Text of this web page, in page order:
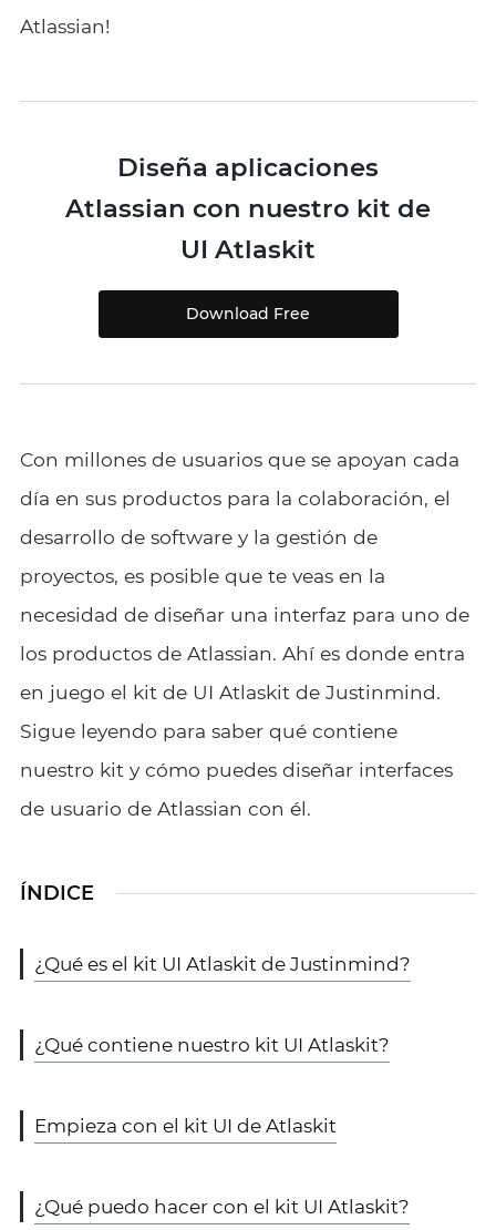
Atlassian!
Diseña aplicaciones
Atlassian con nuestro kit de
UI Atlaskit
Download Free
Con millones de usuarios que se apoyan cada
día en sus productos para la colaboración, el
desarrollo de software y la gestión de
proyectos, es posible que te veas en la
necesidad de diseñar una interfaz para uno de
los productos de Atlassian. Ahí es donde entra
en juego el kit de UI Atlaskit de Justinmind.
Sigue leyendo para saber qué contiene
nuestro kit y cómo puedes diseñar interfaces
de usuario de Atlassian con él.
ÍNDICE
¿Qué es el kit UI Atlaskit de Justinmind?
¿Qué contiene nuestro kit UI Atlaskit?
Empieza con el kit UI de Atlaskit
¿Qué puedo hacer con el kit UI Atlaskit?